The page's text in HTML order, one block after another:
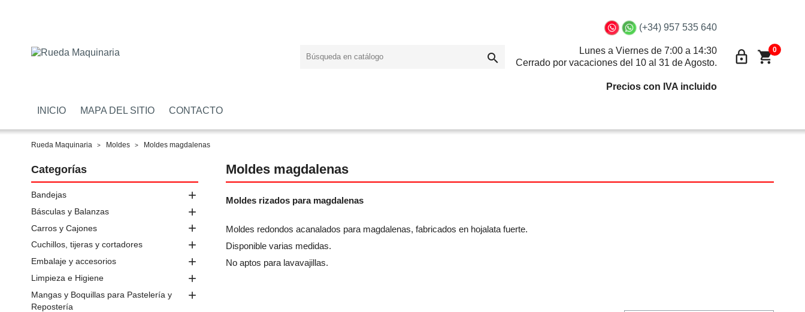

(+34) 957 535 640
Lunes a Viernes de 7:00 a 14:30
Cerrado por vacaciones del 10 al 31 de Agosto.
Precios con IVA incluido
lock_outline shopping_cart0
INICIO MAPA DEL SITIO CONTACTO
Rueda Maquinaria Moldes Moldes magdalenas
Categorías
Bandejas 
Básculas y Balanzas 
Carros y Cajones 
Cuchillos, tijeras y cortadores 
Embalaje y accesorios 
Limpieza e Higiene 
Mangas y Boquillas para Pastelería y
Repostería

Moldes magdalenas
Moldes rizados para magdalenas
Moldes redondos acanalados para magdalenas, fabricados en hojalata fuerte.
Disponible varias medidas.
No aptos para lavavajillas.